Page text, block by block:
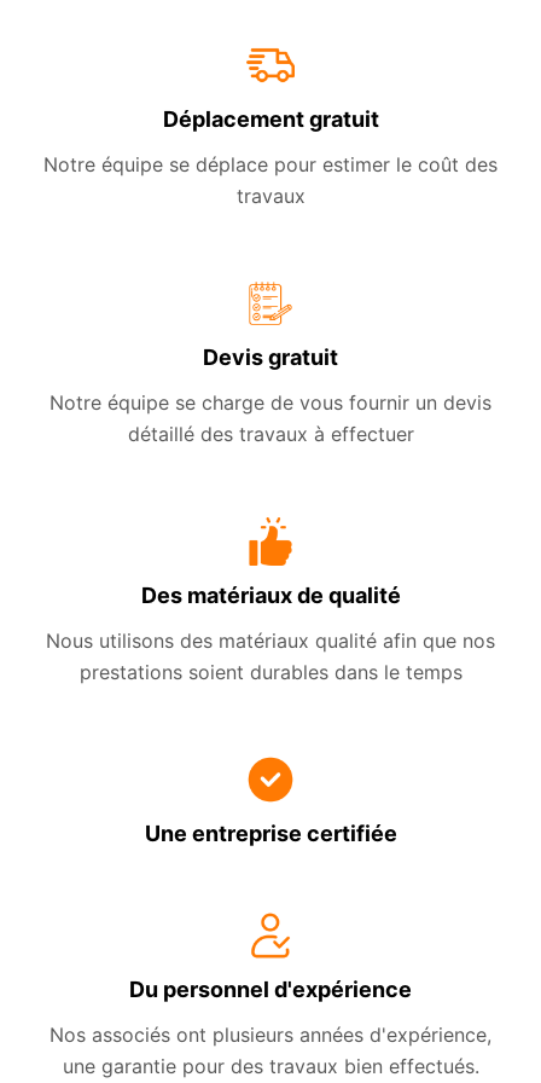
Déplacement gratuit
Notre équipe se déplace pour estimer le coût des
travaux
Devis gratuit
Notre équipe se charge de vous fournir un devis
détaillé des travaux à effectuer
Des matériaux de qualité
Nous utilisons des matériaux qualité afin que nos
prestations soient durables dans le temps
Une entreprise certifiée
Du personnel d'expérience
Nos associés ont plusieurs années d'expérience,
une garantie pour des travaux bien effectués.